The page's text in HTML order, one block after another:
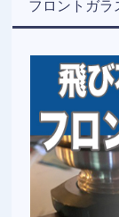
フロントガラ